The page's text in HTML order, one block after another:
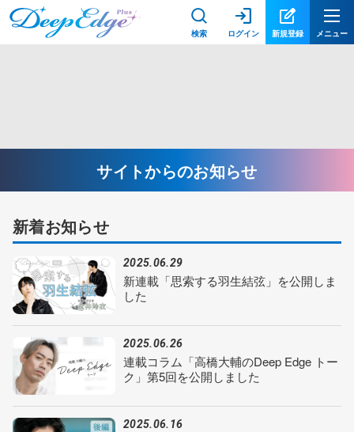
検索 ログイン 新規登録 メニュー
サイトからのお知らせ
新着お知らせ
2025.06.29
新連載「思索する羽生結弦」を公開しま
した
2025.06.26
連載コラム「高橋大輔のDeep Edge トー
ク」第5回を公開しました
2025.06.16